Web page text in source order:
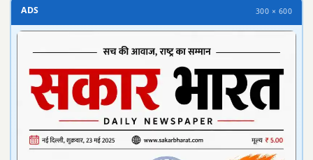
ADS 300 × 600